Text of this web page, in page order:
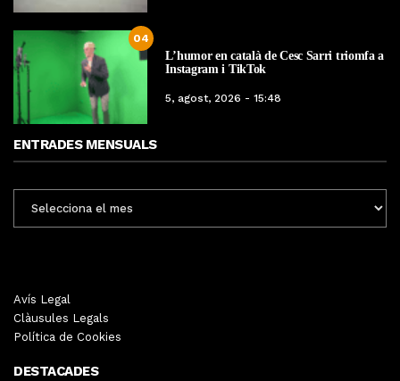
04
L’humor en català de Cesc Sarri triomfa a
Instagram i TikTok
5, agost, 2026 - 15:48
ENTRADES MENSUALS
MENSUALS
Avís Legal
Clàusules Legals
Política de Cookies
DESTACADES